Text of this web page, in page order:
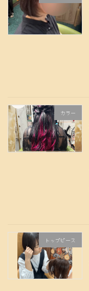
カラー
トップピース